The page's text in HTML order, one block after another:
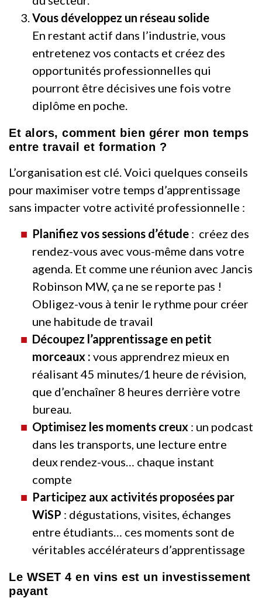
Vous développez un réseau solide
En restant actif dans l’industrie, vous
entretenez vos contacts et créez des
opportunités professionnelles qui
pourront être décisives une fois votre
diplôme en poche.
Et alors, comment bien gérer mon temps
entre travail et formation ?
L’organisation est clé. Voici quelques conseils
pour maximiser votre temps d’apprentissage
sans impacter votre activité professionnelle :
Planifiez vos sessions d’étude : créez des
rendez-vous avec vous-même dans votre
agenda. Et comme une réunion avec Jancis
Robinson MW, ça ne se reporte pas !
Obligez-vous à tenir le rythme pour créer
une habitude de travail
Découpez l’apprentissage en petit
morceaux : vous apprendrez mieux en
réalisant 45 minutes/1 heure de révision,
que d’enchaîner 8 heures derrière votre
bureau.
Optimisez les moments creux : un podcast
dans les transports, une lecture entre
deux rendez-vous… chaque instant
compte
Participez aux activités proposées par
WiSP : dégustations, visites, échanges
entre étudiants… ces moments sont de
véritables accélérateurs d’apprentissage
Le WSET 4 en vins est un investissement
payant